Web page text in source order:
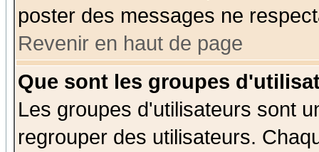
poster des messages ne
Revenir en haut de page
Que sont les groupes
Les groupes d'utilisateurs sont
regrouper des utilisateurs.